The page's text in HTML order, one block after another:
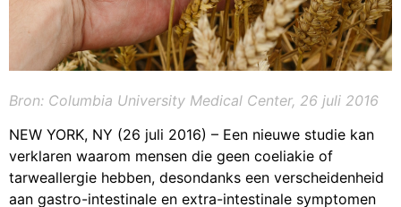
Bron: Columbia University Medical Center, 26 juli 2016
NEW YORK, NY (26 juli 2016) – Een nieuwe studie kan
verklaren waarom mensen die geen coeliakie of
tarweallergie hebben, desondanks een verscheidenheid
aan gastro-intestinale en extra-intestinale symptomen